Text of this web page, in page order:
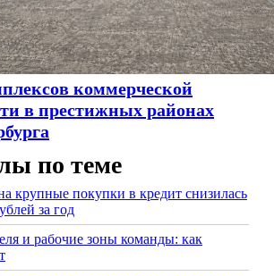
коммерческой
в престижных районах
по теме
крупные покупки в кредит снизилась
за год
и рабочие зоны команды: как